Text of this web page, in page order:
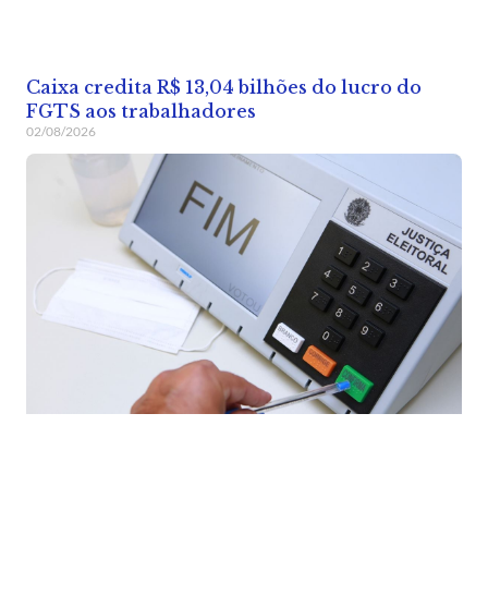
Caixa credita R$ 13,04 bilhões do lucro do
FGTS aos trabalhadores
02/08/2026